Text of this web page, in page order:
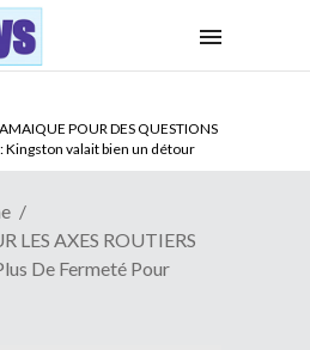
JAMAIQUE POUR DES QUESTIONS
: Kingston valait bien un détour
DE PAUL BIYA DU CAMEROUN :
?
LES AXES ROUTIERS
De Fermeté Pour